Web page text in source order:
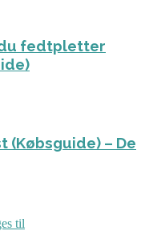
fedtpletter
(Købsguide) – De